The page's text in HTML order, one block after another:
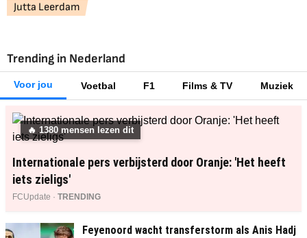
Jutta Leerdam
Trending in Nederland
Voor jou Voetbal F1 Films & TV Muziek
🔥1380 mensen lezen dit
Internationale pers verbijsterd door Oranje: 'Het heeft
iets zieligs'
FCUpdate · TRENDING
Feyenoord wacht transferstorm als Anis Hadj